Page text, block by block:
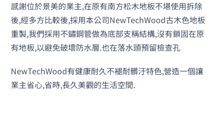
感謝位於景美的業主,在原有南方松木地板不堪使用拆除
後,經多方比較後,採用本公司NewTechWood古木色地板
重製,我們採用不鏽鋼管做為底部支稱結構,沒有鎖固在原
有地板,以避免破壞防水層.也在落水頭預留檢查孔
NewTechWood有健康耐久不褪耐髒汙特色,營造一個讓
業主省心,省時,長久美觀的生活空間.